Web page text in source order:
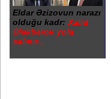
Eldar Əzizovun narazı
olduğu kadr: Xalid
Ələkbərov yola
salınır...